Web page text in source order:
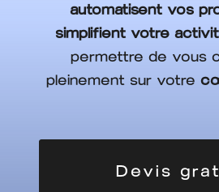
automatisent vos
simplifient votre
permettre de vous
pleinement sur votre
Devis